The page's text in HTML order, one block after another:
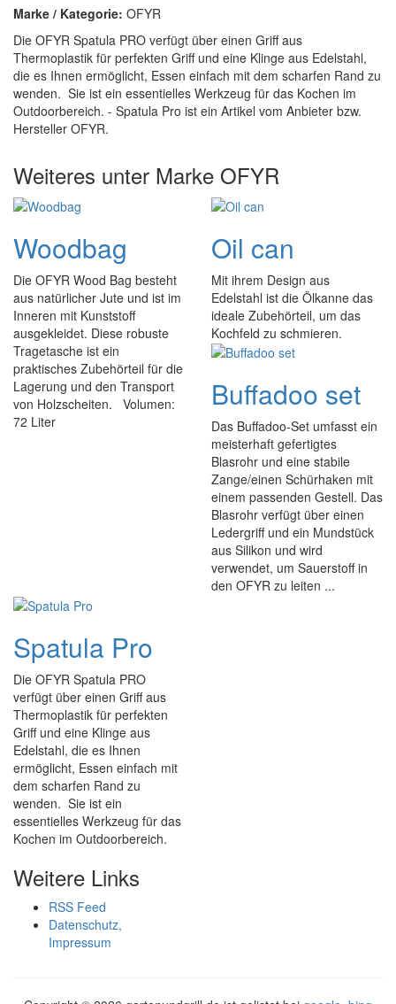
Marke / Kategorie: OFYR
Die OFYR Spatula PRO verfügt über einen Griff aus
Thermoplastik für perfekten Griff und eine Klinge aus Edelstahl,
die es Ihnen ermöglicht, Essen einfach mit dem scharfen Rand zu
wenden. Sie ist ein essentielles Werkzeug für das Kochen im
Outdoorbereich. - Spatula Pro ist ein Artikel vom Anbieter bzw.
Hersteller OFYR.
Weiteres unter Marke OFYR
Woodbag
Die OFYR Wood Bag besteht
aus natürlicher Jute und ist im
Inneren mit Kunststoff
ausgekleidet. Diese robuste
Tragetasche ist ein
praktisches Zubehörteil für die
Lagerung und den Transport
von Holzscheiten. Volumen:
72 Liter
Oil can
Mit ihrem Design aus
Edelstahl ist die Ölkanne das
ideale Zubehörteil, um das
Kochfeld zu schmieren.
Buffadoo set
Das Buffadoo-Set umfasst ein
meisterhaft gefertigtes
Blasrohr und eine stabile
Zange/einen Schürhaken mit
einem passenden Gestell. Das
Blasrohr verfügt über einen
Ledergriff und ein Mundstück
aus Silikon und wird
verwendet, um Sauerstoff in
den OFYR zu leiten ...
Spatula Pro
Die OFYR Spatula PRO
verfügt über einen Griff aus
Thermoplastik für perfekten
Griff und eine Klinge aus
Edelstahl, die es Ihnen
ermöglicht, Essen einfach mit
dem scharfen Rand zu
wenden. Sie ist ein
essentielles Werkzeug für das
Kochen im Outdoorbereich.
Weitere Links
RSS Feed
Datenschutz,
Impressum